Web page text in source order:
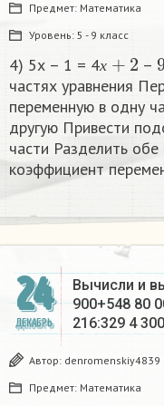
Предмет: Математика
Уровень: 5 - 9 класс
4) 5х – 1 = 4х –
9х
частях уравнения
переменную в одну
другую Привести
части Разделить обе
коэффициент
24
ДЕКАБРЬ
Вычисли и
900+548 80
216:329 4
Автор: denromenskiy4839
Предмет: Математика